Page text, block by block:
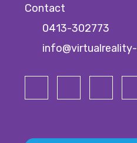
Contact
0413-302773